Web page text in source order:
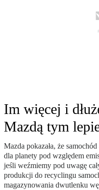
Im więcej i
Mazdą tym
Mazda pokazała, że
dla planety pod względem
jeśli weźmiemy pod uwagę
produkcji do recyclingu
magazynowania dwutlenku